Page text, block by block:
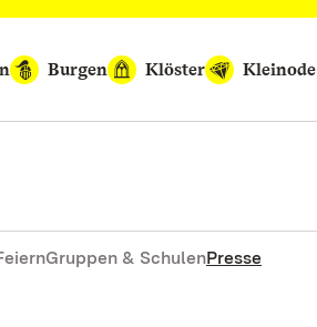
Burgen Klöster Kleinode
Gruppen & SchulenPresse